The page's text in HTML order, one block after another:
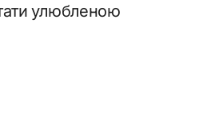
улюбленою